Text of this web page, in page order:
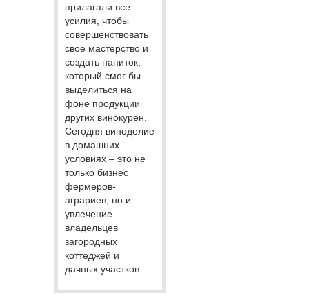
прилагали все
усилия, чтобы
совершенствовать
свое мастерство и
создать напиток,
который смог бы
выделиться на
фоне продукции
других винокурен.
Сегодня виноделие
в домашних
условиях – это не
только бизнес
фермеров-
аграриев, но и
увлечение
владельцев
загородных
коттеджей и
дачных участков.